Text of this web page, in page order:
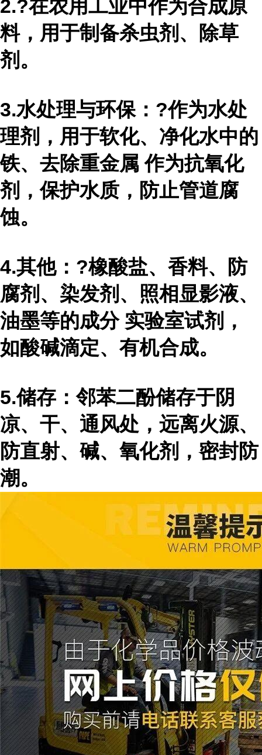
2.?在农用工业中作为合成原
料，用于制备杀虫剂、除草
剂。
3.水处理与环保：?作为水处
理剂，用于软化、净化水中的
铁、去除重金属 作为抗氧化
剂，保护水质，防止管道腐
蚀。
4.其他：?橡酸盐、香料、防
腐剂、染发剂、照相显影液、
油墨等的成分 实验室试剂，
如酸碱滴定、有机合成。
5.储存：邻苯二酚储存于阴
凉、干、通风处，远离火源、
防直射、碱、氧化剂，密封防
潮。